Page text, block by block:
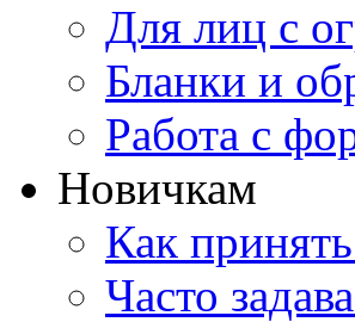
Для лиц с
Бланки и
Работа с
Новичкам
Как
Часто